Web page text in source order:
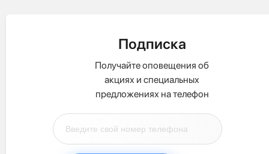
Подписка
Получайте оповещения об
акциях и специальных
предложениях на телефон